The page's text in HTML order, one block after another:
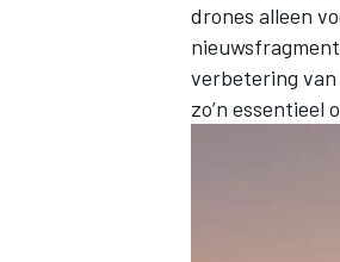
drones alleen
verbetering van
zo’n essentieel